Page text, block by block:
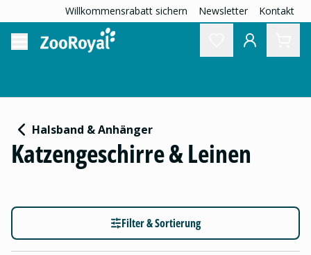
Willkommensrabatt sichern Newsletter Kontakt
Halsband & Anhänger
Katzengeschirre & Leinen
Filter & Sortierung